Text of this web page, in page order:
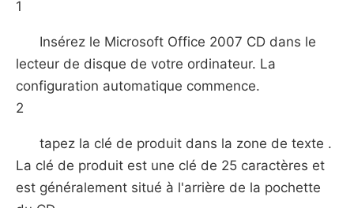
1
Insérez le Microsoft Office 2007 CD dans le
lecteur de disque de votre ordinateur. La
configuration automatique commence.
2
tapez la clé de produit dans la zone de texte .
La clé de produit est une clé de 25 caractères et
est généralement situé à l'arrière de la pochette